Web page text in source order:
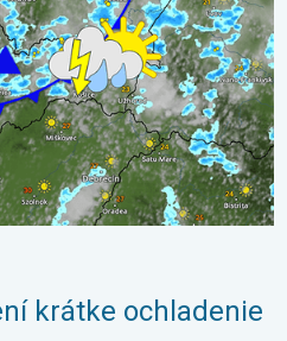
krátke ochladenie